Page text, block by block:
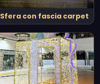
Sfera con fascia carpet